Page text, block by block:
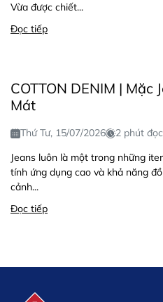
Vừa được chiết...
Đọc tiếp
COTTON DENIM | Mặc
Mát
Thứ Tư, 15/07/2026
2 phút đọc
Jeans luôn là một trong những
tính ứng dụng cao và khả năng
cảnh...
Đọc tiếp